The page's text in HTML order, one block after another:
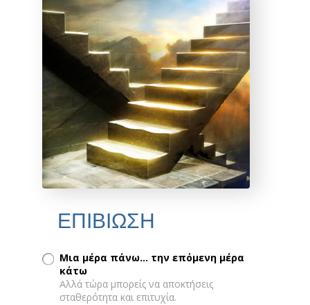
ΕΠΙΒΙΩΣΗ
Μια μέρα πάνω... την επόμενη μέρα
κάτω
Αλλά τώρα μπορείς να αποκτήσεις
σταθερότητα και επιτυχία.